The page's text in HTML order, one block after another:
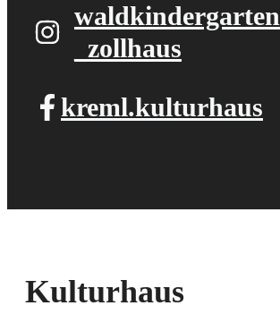
waldkindergarten​
_zollhaus
kreml.kulturhaus
Kulturhaus